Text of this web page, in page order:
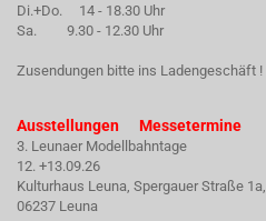
Di.+Do. 14 - 18.30 Uhr
Sa. 9.30 - 12.30 Uhr
Zusendungen bitte ins Ladengeschäft !
Ausstellungen Messetermine
3. Leunaer Modellbahntage
12. +13.09.26
Kulturhaus Leuna, Spergauer Straße 1a,
06237 Leuna